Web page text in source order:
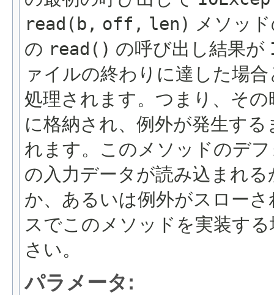
read(b, off, len) メソッ
の read() の呼び出し結果が
ァイルの終わりに達した場
処理されます。つまり、そ
に格納され、例外が発生す
れます。このメソッドのデ
の入力データが読み込まれ
か、あるいは例外がスロー
スでこのメソッドを実装す
さい。
パラメータ: